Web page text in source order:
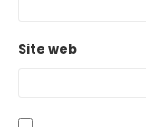
Site web